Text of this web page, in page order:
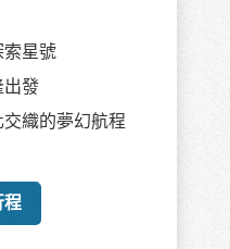
星號
發
織的夢幻航程